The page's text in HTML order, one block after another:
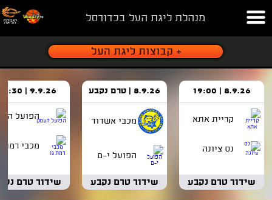
מנהלת ליגת העל בכדורסל
8.9.26 | 19:00
קריית אתא
נס ציונה
שידור טרם נקבע
8.9.26 | טרם נקבע
מכבי אשדוד
הפועל י-ם
שידור טרם נקבע
9.9.26 | 18:30
הפועל
מכבי רמת
שידור טרם